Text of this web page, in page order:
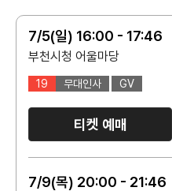
7/5(일) 16:00 - 17:46
부천시청 어울마당
19 무대인사 GV
티켓 예매
7/9(목) 20:00 - 21:46